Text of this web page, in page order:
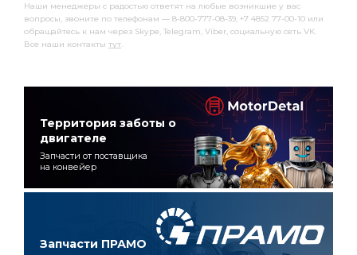
Наши менеджеры с радостью ответят на любые возникшие у вас
вопросы, звоните по телефонам — 8-800-777-08-39, +7 4852 77-00-10 или
обращайтесь к нам через Skype, Telegram, Viber, социальную сеть VK.
Все наши контакты тут.
Территория заботы о
двигателе
Запчасти от поставщика
на конвейер
Запчасти ПРАМО